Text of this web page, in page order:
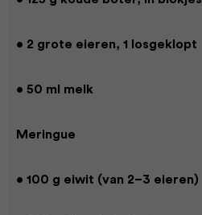
• 2 grote eieren, 1 losgeklopt
• 50 ml melk
Meringue
• 100 g eiwit (van 2–3 eieren)